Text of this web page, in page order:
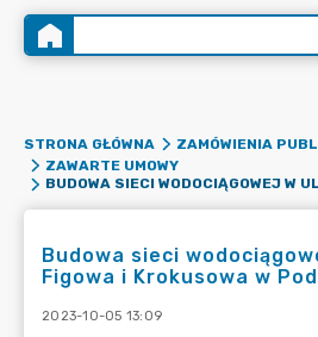
STRONA GŁÓWNA ZAMÓWIENIA
ZAWARTE UMOWY
Budowa sieci
Figowa i Krokusowa w
2023-10-05 13:09